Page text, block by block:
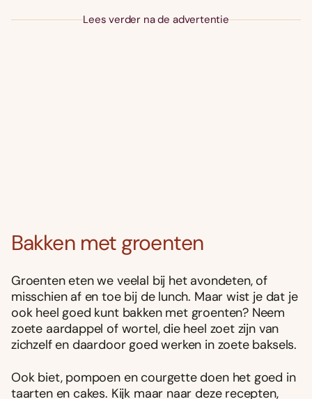
Lees verder na de advertentie
Bakken met groenten
Groenten eten we veelal bij het avondeten, of
misschien af en toe bij de lunch. Maar wist je dat je
ook heel goed kunt bakken met groenten? Neem
zoete aardappel of wortel, die heel zoet zijn van
zichzelf en daardoor goed werken in zoete baksels.
Ook biet, pompoen en courgette doen het goed in
taarten en cakes. Kijk maar naar deze recepten,